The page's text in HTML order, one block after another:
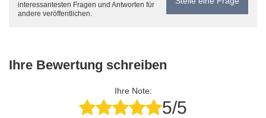
interessantesten Fragen und Antworten für
andere veröffentlichen.
Ihre Bewertung schreiben
Ihre Note:
5/5